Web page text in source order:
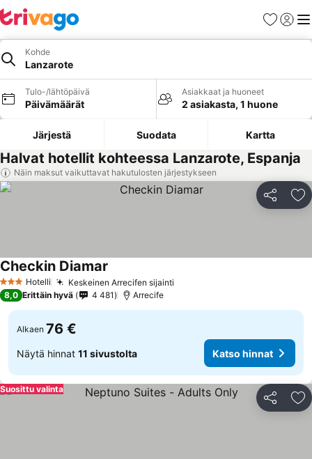
Suosikit
Kohde
Lanzarote
Tulo-/lähtöpäivä
Päivämäärät
Asiakkaat ja huoneet
2 asiakasta, 1 huone
Järjestä Suodata Kartta
Halvat hotellit kohteessa Lanzarote, Espanja
Näin maksut vaikuttavat hakutulosten järjestykseen
Jaa
3 Tähtiluokitus
Hotelli Keskeinen Arrecifen sijainti
Checkin Diamar
8,0 Erittäin hyvä 4 481 Arrecife
Alkaen 76 €
Näytä hinnat 11 sivustolta Katso hinnat
Jaa
Suosittu valinta